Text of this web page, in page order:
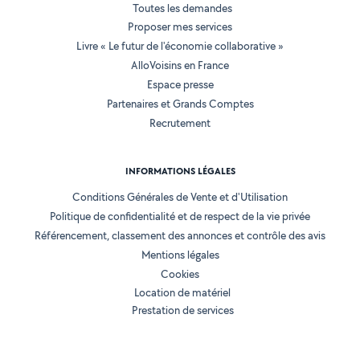
Toutes les demandes
Proposer mes services
Livre « Le futur de l'économie collaborative »
AlloVoisins en France
Espace presse
Partenaires et Grands Comptes
Recrutement
INFORMATIONS LÉGALES
Conditions Générales de Vente et d'Utilisation
Politique de confidentialité et de respect de la vie privée
Référencement, classement des annonces et contrôle des avis
Mentions légales
Cookies
Location de matériel
Prestation de services